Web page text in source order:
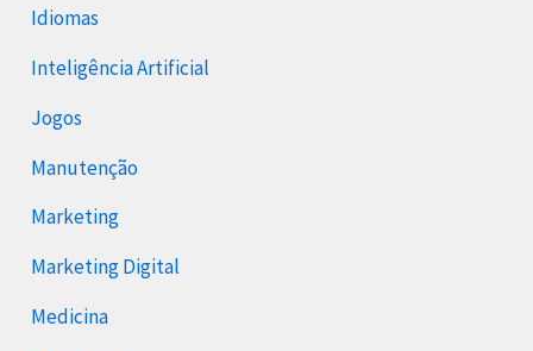
Idiomas
Inteligência Artificial
Jogos
Manutenção
Marketing
Marketing Digital
Medicina